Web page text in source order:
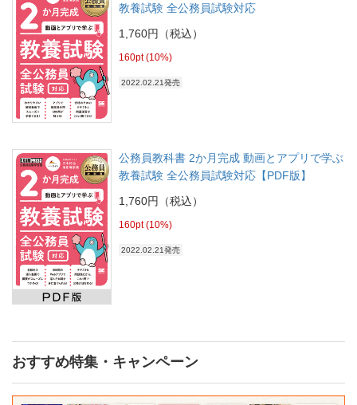
教養試験 全公務員試験対応
1,760円（税込）
160pt (10%)
2022.02.21発売
公務員教科書 2か月完成 動画とアプリで学ぶ
教養試験 全公務員試験対応【PDF版】
1,760円（税込）
160pt (10%)
2022.02.21発売
おすすめ特集・キャンペーン